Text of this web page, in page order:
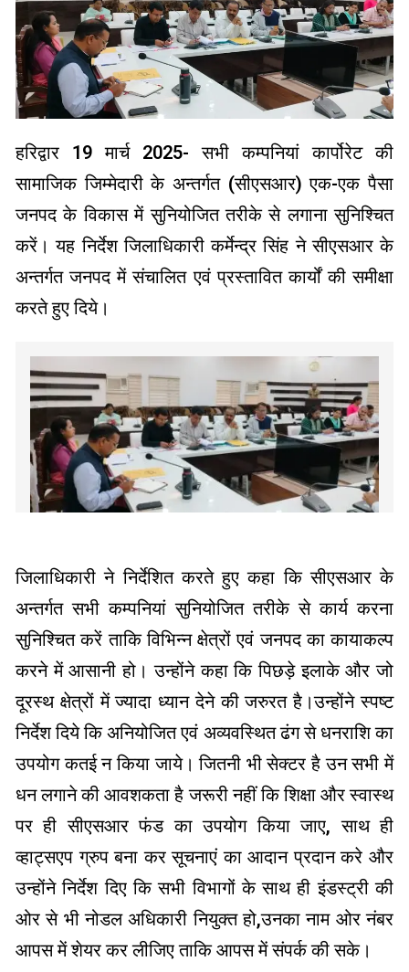
हरिद्वार 19 मार्च 2025- सभी कम्पनियां कार्पोरेट की
सामाजिक जिम्मेदारी के अन्तर्गत (सीएसआर) एक-एक पैसा
जनपद के विकास में सुनियोजित तरीके से लगाना सुनिश्चित
करें। यह निर्देश जिलाधिकारी कर्मेन्द्र सिंह ने सीएसआर के
अन्तर्गत जनपद में संचालित एवं प्रस्तावित कार्यों की समीक्षा
करते हुए दिये।
जिलाधिकारी ने निर्देशित करते हुए कहा कि सीएसआर के
अन्तर्गत सभी कम्पनियां सुनियोजित तरीके से कार्य करना
सुनिश्चित करें ताकि विभिन्न क्षेत्रों एवं जनपद का कायाकल्प
करने में आसानी हो। उन्होंने कहा कि पिछड़े इलाके और जो
दूरस्थ क्षेत्रों में ज्यादा ध्यान देने की जरुरत है।उन्होंने स्पष्ट
निर्देश दिये कि अनियोजित एवं अव्यवस्थित ढंग से धनराशि का
उपयोग कतई न किया जाये। जितनी भी सेक्टर है उन सभी में
धन लगाने की आवशकता है जरूरी नहीं कि शिक्षा और स्वास्थ
पर ही सीएसआर फंड का उपयोग किया जाए, साथ ही
व्हाट्सएप ग्रुप बना कर सूचनाएं का आदान प्रदान करे और
उन्होंने निर्देश दिए कि सभी विभागों के साथ ही इंडस्ट्री की
ओर से भी नोडल अधिकारी नियुक्त हो,उनका नाम ओर नंबर
आपस में शेयर कर लीजिए ताकि आपस में संपर्क की सके।